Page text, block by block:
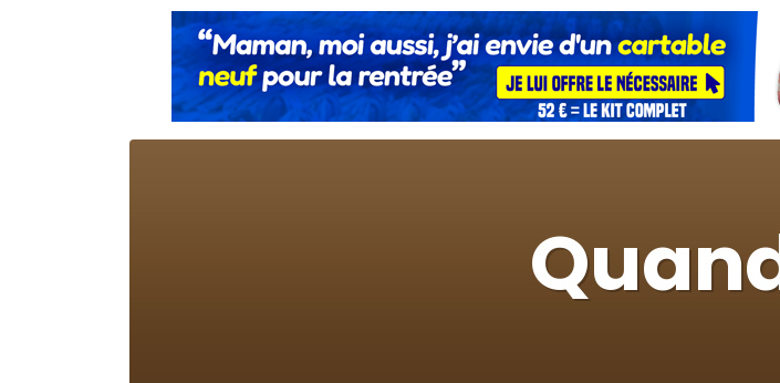
12 nouvelles musiques dans Torah-Box Music
3 personnes viennent de nous rejoindre sur WhatsApp
2 personnes viennent de nous rejoindre sur WhatsApp
3 personnes viennent de nous rejoindre sur WhatsApp
61 personnes viennent de demander une bénédiction
Ariel vient de donner son Maasser